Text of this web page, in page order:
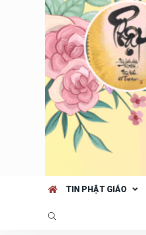
TIN PHẬT GIÁO